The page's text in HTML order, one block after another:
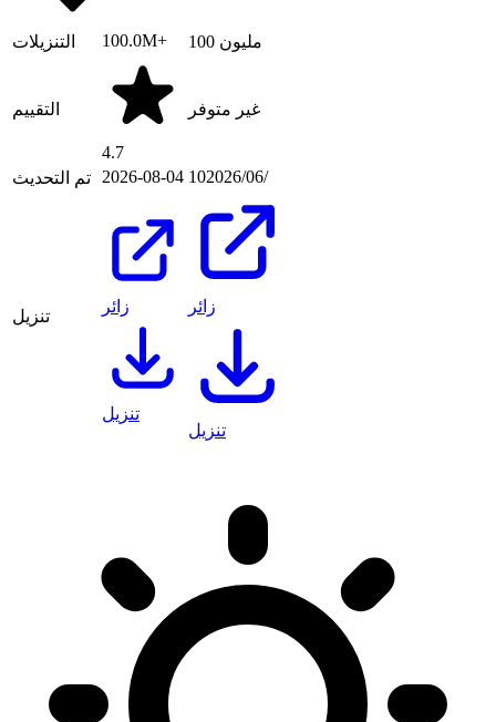
التنزيلات 100.0M+ 100 مليون
التقييم
4.7
غير متوفر
تم التحديث 2026-08-04 10‏/06‏/2026
تنزيل
زائر
تنزيل
زائر
تنزيل